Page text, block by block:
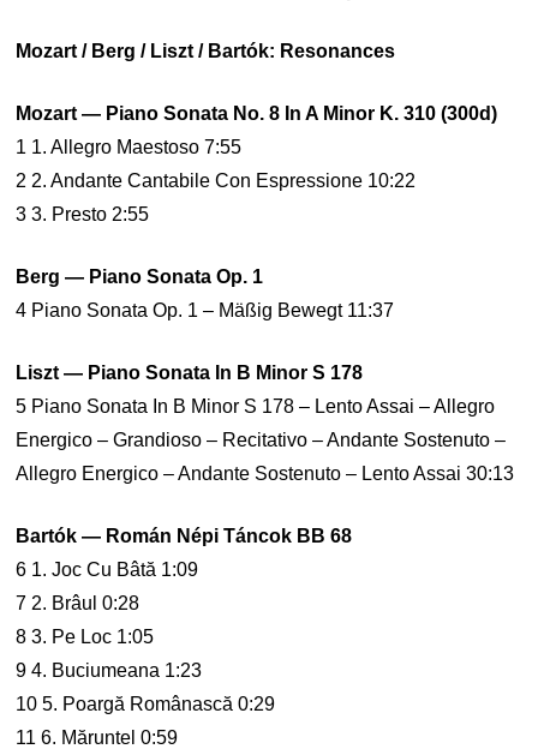
Mozart / Berg / Liszt / Bartók: Resonances
Mozart — Piano Sonata No. 8 In A Minor K. 310 (300d)
1 1. Allegro Maestoso 7:55
2 2. Andante Cantabile Con Espressione 10:22
3 3. Presto 2:55
Berg — Piano Sonata Op. 1
4 Piano Sonata Op. 1 – Mäßig Bewegt 11:37
Liszt — Piano Sonata In B Minor S 178
5 Piano Sonata In B Minor S 178 – Lento Assai – Allegro
Energico – Grandioso – Recitativo – Andante Sostenuto –
Allegro Energico – Andante Sostenuto – Lento Assai 30:13
Bartók — Román Népi Táncok BB 68
6 1. Joc Cu Bâtă 1:09
7 2. Brâul 0:28
8 3. Pe Loc 1:05
9 4. Buciumeana 1:23
10 5. Poargă Românască 0:29
11 6. Măruntel 0:59